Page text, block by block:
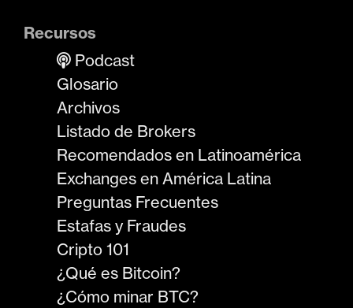
Recursos
Podcast
Glosario
Archivos
Listado de Brokers
Recomendados en Latinoamérica
Exchanges en América Latina
Preguntas Frecuentes
Estafas y Fraudes
Cripto 101
¿Qué es Bitcoin?
¿Cómo minar BTC?